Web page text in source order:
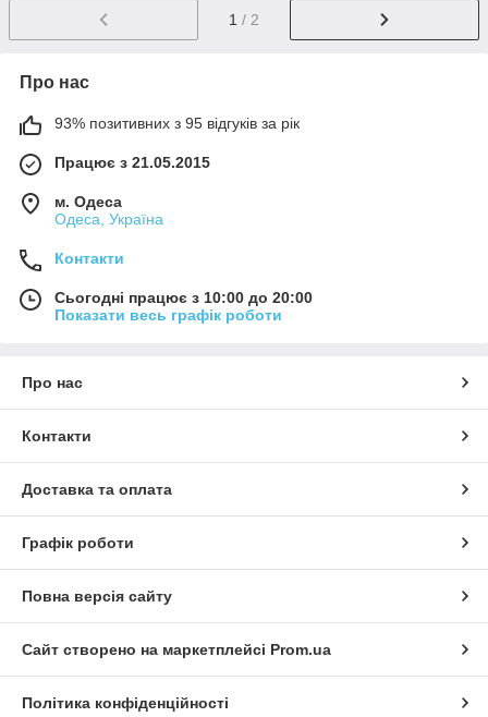
1 / 2
Про нас
93% позитивних з 95 відгуків за рік
Працює з 21.05.2015
м. Одеса
Одеса, Україна
Контакти
Сьогодні працює з 10:00 до 20:00
Показати весь графік роботи
Про нас
Контакти
Доставка та оплата
Графік роботи
Повна версія сайту
Сайт створено на маркетплейсі Prom.ua
Політика конфіденційності